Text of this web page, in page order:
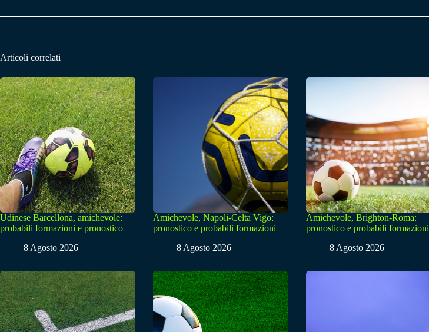
Articoli correlati
Udinese Barcellona, amichevole:
probabili formazioni e pronostico
8 Agosto 2026
Amichevole, Napoli-Celta Vigo:
pronostico e probabili formazioni
8 Agosto 2026
Amichevole, Brighton-Roma:
pronostico e probabili formazioni
8 Agosto 2026